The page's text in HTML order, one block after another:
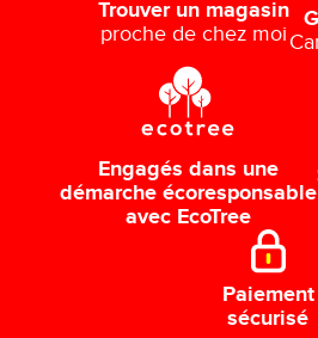
Trouver un magasin
proche de chez moi
Engagés dans une
démarche écoresponsable
avec EcoTree
Paiement
sécurisé